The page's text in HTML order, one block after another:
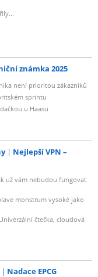
známka 2025
není prioritou zákazníků
sprintu
u Haasu
Nejlepší VPN –
už vám nebudou fungovat
monstrum vysoké jako
čtečka, cloudová
Nadace EPCG